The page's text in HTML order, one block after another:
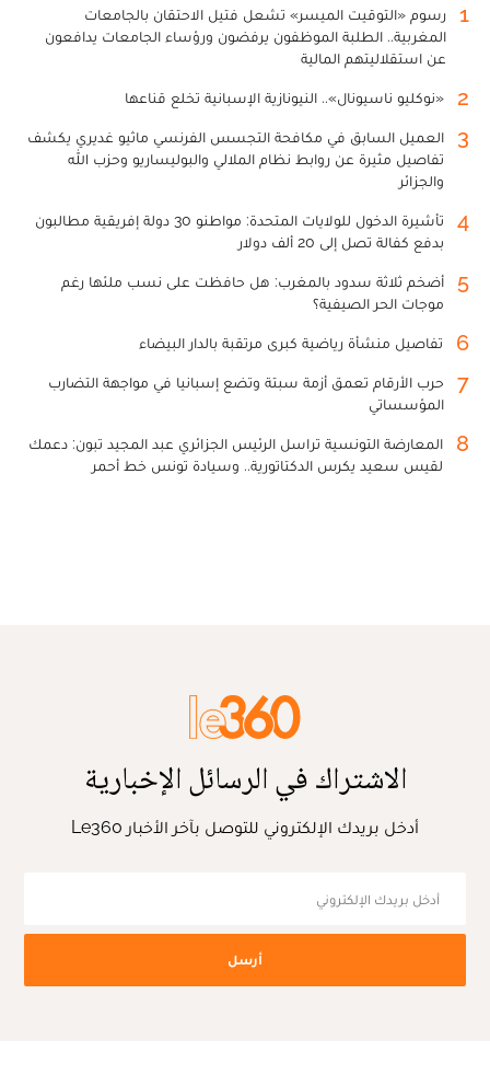
1
رسوم «التوقيت الميسر» تشعل فتيل الاحتقان بالجامعات
المغربية.. الطلبة الموظفون يرفضون ورؤساء الجامعات يدافعون
عن استقلاليتهم المالية
2 «نوكليو ناسيونال».. النيونازية الإسبانية تخلع قناعها
3
العميل السابق في مكافحة التجسس الفرنسي ماثيو غديري يكشف
تفاصيل مثيرة عن روابط نظام الملالي والبوليساريو وحزب الله
والجزائر
4
تأشيرة الدخول للولايات المتحدة: مواطنو 30 دولة إفريقية مطالبون
بدفع كفالة تصل إلى 20 ألف دولار
5
أضخم ثلاثة سدود بالمغرب: هل حافظت على نسب ملئها رغم
موجات الحر الصيفية؟
6 تفاصيل منشأة رياضية كبرى مرتقبة بالدار البيضاء
7
حرب الأرقام تعمق أزمة سبتة وتضع إسبانيا في مواجهة التضارب
المؤسساتي
8
المعارضة التونسية تراسل الرئيس الجزائري عبد المجيد تبون: دعمك
لقيس سعيد يكرس الدكتاتورية.. وسيادة تونس خط أحمر
الاشتراك في الرسائل الإخبارية
أدخل بريدك الإلكتروني للتوصل بآخر الأخبار Le360
أرسل